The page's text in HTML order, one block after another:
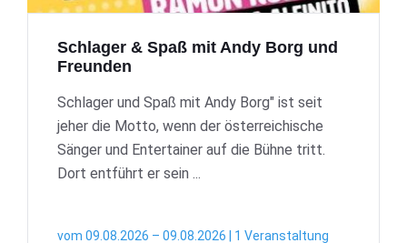
Schlager & Spaß mit Andy Borg und
Freunden
Schlager und Spaß mit Andy Borg" ist seit
jeher die Motto, wenn der österreichische
Sänger und Entertainer auf die Bühne tritt.
Dort entführt er sein ...
vom 09.08.2026 – 09.08.2026 | 1 Veranstaltung